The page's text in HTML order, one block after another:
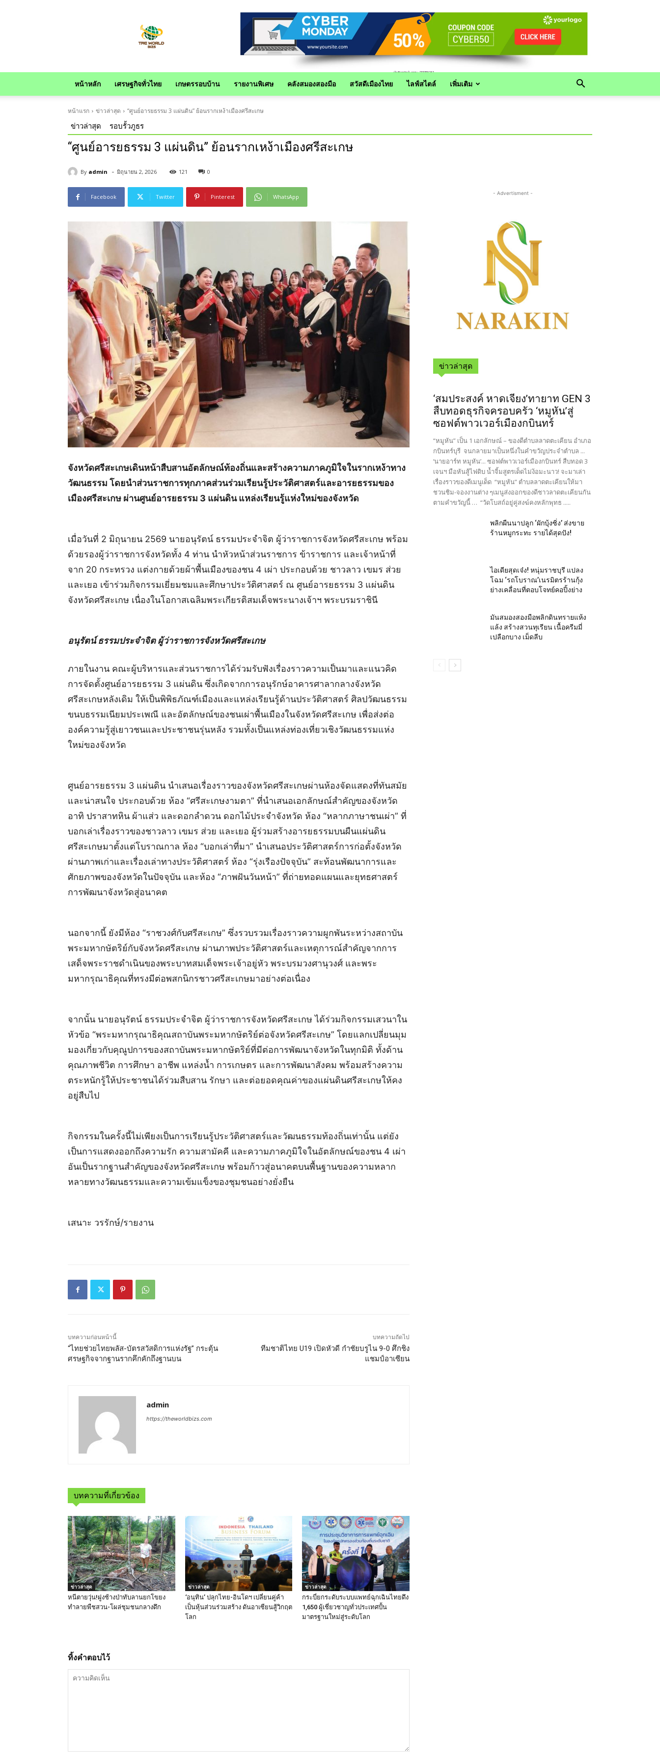
หน้าหลัก เศรษฐกิจทั่วไทย เกษตรรอบบ้าน รายงานพิเศษ คลังสมองสองมือ สวัสดีเมืองไทย ไลฟ์สไตล์ เพิ่มเติม
หน้าแรก ข่าวล่าสุด “ศูนย์อารยธรรม 3 แผ่นดิน” ย้อนรากเหง้าเมืองศรีสะเกษ
ข่าวล่าสุด รอบรั้วภูธร
“ศูนย์อารยธรรม 3 แผ่นดิน” ย้อนรากเหง้าเมืองศรีสะเกษ
By admin - มิถุนายน 2, 2026 121 0
Facebook Twitter Pinterest WhatsApp
จังหวัดศรีสะเกษเดินหน้าสืบสานอัตลักษณ์ท้องถิ่นและสร้างความภาคภูมิใจในรากเหง้าทาง
วัฒนธรรม โดยนำส่วนราชการทุกภาคส่วนร่วมเรียนรู้ประวัติศาสตร์และอารยธรรมของ
เมืองศรีสะเกษ ผ่านศูนย์อารยธรรม 3 แผ่นดิน แหล่งเรียนรู้แห่งใหม่ของจังหวัด
เมื่อวันที่ 2 มิถุนายน 2569 นายอนุรัตน์ ธรรมประจำจิต ผู้ว่าราชการจังหวัดศรีสะเกษ พร้อม
ด้วยรองผู้ว่าราชการจังหวัดทั้ง 4 ท่าน นำหัวหน้าส่วนราชการ ข้าราชการ และเจ้าหน้าที่
จาก 20 กระทรวง แต่งกายด้วยผ้าพื้นเมืองของชน 4 เผ่า ประกอบด้วย ชาวลาว เขมร ส่วย
และเยอ เข้าร่วมกิจกรรมเยี่ยมชมและศึกษาประวัติศาสตร์ ณ ศูนย์อารยธรรม 3 แผ่นดิน
จังหวัดศรีสะเกษ เนื่องในโอกาสเฉลิมพระเกียรติสมเด็จพระนางเจ้าฯ พระบรมราชินี
อนุรัตน์ ธรรมประจำจิต ผู้ว่าราชการจังหวัดศรีสะเกษ
ภายในงาน คณะผู้บริหารและส่วนราชการได้ร่วมรับฟังเรื่องราวความเป็นมาและแนวคิด
การจัดตั้งศูนย์อารยธรรม 3 แผ่นดิน ซึ่งเกิดจากการอนุรักษ์อาคารศาลากลางจังหวัด
ศรีสะเกษหลังเดิม ให้เป็นพิพิธภัณฑ์เมืองและแหล่งเรียนรู้ด้านประวัติศาสตร์ ศิลปวัฒนธรรม
ขนบธรรมเนียมประเพณี และอัตลักษณ์ของชนเผ่าพื้นเมืองในจังหวัดศรีสะเกษ เพื่อส่งต่อ
องค์ความรู้สู่เยาวชนและประชาชนรุ่นหลัง รวมทั้งเป็นแหล่งท่องเที่ยวเชิงวัฒนธรรมแห่ง
ใหม่ของจังหวัด
ศูนย์อารยธรรม 3 แผ่นดิน นำเสนอเรื่องราวของจังหวัดศรีสะเกษผ่านห้องจัดแสดงที่ทันสมัย
และน่าสนใจ ประกอบด้วย ห้อง “ศรีสะเกษงามตา” ที่นำเสนอเอกลักษณ์สำคัญของจังหวัด
อาทิ ปราสาทหิน ผ้าแส่ว และดอกลำดวน ดอกไม้ประจำจังหวัด ห้อง “หลากภาษาชนเผ่า” ที่
บอกเล่าเรื่องราวของชาวลาว เขมร ส่วย และเยอ ผู้ร่วมสร้างอารยธรรมบนผืนแผ่นดิน
ศรีสะเกษมาตั้งแต่โบราณกาล ห้อง “บอกเล่าที่มา” นำเสนอประวัติศาสตร์การก่อตั้งจังหวัด
ผ่านภาพเก่าและเรื่องเล่าทางประวัติศาสตร์ ห้อง “รุ่งเรืองปัจจุบัน” สะท้อนพัฒนาการและ
ศักยภาพของจังหวัดในปัจจุบัน และห้อง “ภาพฝันวันหน้า” ที่ถ่ายทอดแผนและยุทธศาสตร์
การพัฒนาจังหวัดสู่อนาคต
นอกจากนี้ ยังมีห้อง “ราชวงศ์กับศรีสะเกษ” ซึ่งรวบรวมเรื่องราวความผูกพันระหว่างสถาบัน
พระมหากษัตริย์กับจังหวัดศรีสะเกษ ผ่านภาพประวัติศาสตร์และเหตุการณ์สำคัญจากการ
เสด็จพระราชดำเนินของพระบาทสมเด็จพระเจ้าอยู่หัว พระบรมวงศานุวงศ์ และพระ
มหากรุณาธิคุณที่ทรงมีต่อพสกนิกรชาวศรีสะเกษมาอย่างต่อเนื่อง
จากนั้น นายอนุรัตน์ ธรรมประจำจิต ผู้ว่าราชการจังหวัดศรีสะเกษ ได้ร่วมกิจกรรมเสวนาใน
หัวข้อ “พระมหากรุณาธิคุณสถาบันพระมหากษัตริย์ต่อจังหวัดศรีสะเกษ” โดยแลกเปลี่ยนมุม
มองเกี่ยวกับคุณูปการของสถาบันพระมหากษัตริย์ที่มีต่อการพัฒนาจังหวัดในทุกมิติ ทั้งด้าน
คุณภาพชีวิต การศึกษา อาชีพ แหล่งน้ำ การเกษตร และการพัฒนาสังคม พร้อมสร้างความ
ตระหนักรู้ให้ประชาชนได้ร่วมสืบสาน รักษา และต่อยอดคุณค่าของแผ่นดินศรีสะเกษให้คง
อยู่สืบไป
กิจกรรมในครั้งนี้ไม่เพียงเป็นการเรียนรู้ประวัติศาสตร์และวัฒนธรรมท้องถิ่นเท่านั้น แต่ยัง
เป็นการแสดงออกถึงความรัก ความสามัคคี และความภาคภูมิใจในอัตลักษณ์ของชน 4 เผ่า
อันเป็นรากฐานสำคัญของจังหวัดศรีสะเกษ พร้อมก้าวสู่อนาคตบนพื้นฐานของความหลาก
หลายทางวัฒนธรรมและความเข้มแข็งของชุมชนอย่างยั่งยืน
เสนาะ วรรักษ์/รายงาน
บทความก่อนหน้านี้
“ไทยช่วยไทยพลัส-บัตรสวัสดิการแห่งรัฐ” กระตุ้น
ศรษฐกิจจากฐานรากคึกคักถึงฐานบน
บทความถัดไป
ทีมชาติไทย U19 เปิดหัวดี กำชัยบรูไน 9-0 ศึกชิง
แชมป์อาเซียน
admin
https://theworldbizs.com
บทความที่เกี่ยวข้อง
ข่าวล่าสุด
หนีตายวุ่น!ฝูงช้างป่าทับลานยกโขยง
ทำลายพืชสวน-โผล่ชุมชนกลางดึก
ข่าวล่าสุด
‘อนุทิน’ ปลุกไทย-อินโดฯ เปลี่ยนคู่ค้า
เป็นหุ้นส่วนร่วมสร้าง ดันอาเซียนสู้วิกฤต
โลก
ข่าวล่าสุด
กระบี่ยกระดับระบบแพทย์ฉุกเฉินไทยดึง
1,650 ผู้เชี่ยวชาญทั่วประเทศปั้น
มาตรฐานใหม่สู่ระดับโลก
ทิ้งคำตอบไว้
- Advertisment -
ข่าวล่าสุด
‘สมประสงค์ หาดเจียง’ทายาท GEN 3
สืบทอดธุรกิจครอบครัว ‘หมูหัน’สู่
ซอฟต์พาวเวอร์เมืองกบินทร์
“หมูหัน” เป็น 1 เอกลักษณ์ – ของดีตำบลลาดตะเคียน อำเภอ
กบินทร์บุรี จนกลายมาเป็นหนึ่งในคำขวัญประจำตำบล ...
‘นายอาร์ท หมูหัน’... ซอฟต์พาวเวอร์เมืองกบินทร์ สืบทอด 3
เจนฯ มือหันสู้ไฟดิบ น้ำจิ้มสูตรเด็ดไม่ง้อมะนาว! จะมาเล่า
เรื่องราวของดีเมนูเด็ด “หมูหัน” ตำบลลาดตะเคียนให้มา
ชวนชิม-จองงานต่าง ๆเมนูส่งออกของดีชาวลาดตะเคียนกัน
ตามคำขวัญนี้ … “วัดโบสถ์อยู่คู่สงฆ์คงหลักพุทธ .....
พลิกผืนนาปลูก ‘ผักบุ้งซิ่ง’ ส่งขาย
ร้านหมูกระทะ รายได้สุดปัง!
ไอเดียสุดเจ๋ง! หนุ่มราชบุรี แปลง
โฉม ‘รถโบราณ’เนรมิตรร้านกุ้ง
ย่างเคลื่อนที่ตอบโจทย์คอปิ้งย่าง
มันสมองสองมือพลิกดินทรายแห้ง
แล้ง สร้างสวนทุเรียน เนื้อครีมมี่
เปลือกบาง เม็ดลีบ